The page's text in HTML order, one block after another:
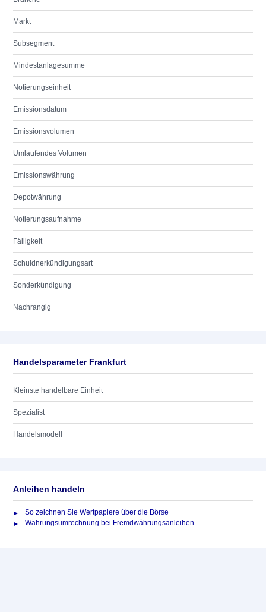
Markt
Subsegment
Mindestanlagesumme
Notierungseinheit
Emissionsdatum
Emissionsvolumen
Umlaufendes Volumen
Emissionswährung
Depotwährung
Notierungsaufnahme
Fälligkeit
Schuldnerkündigungsart
Sonderkündigung
Nachrangig
Handelsparameter Frankfurt
Kleinste handelbare Einheit
Spezialist
Handelsmodell
Anleihen handeln
So zeichnen Sie Wertpapiere über die Börse
Währungsumrechnung bei Fremdwährungsanleihen